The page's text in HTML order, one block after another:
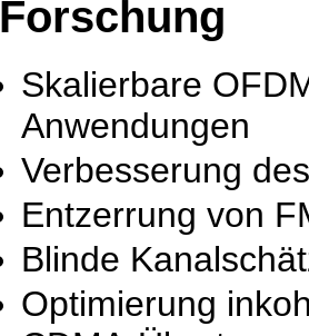
Forschung
Skalierbare
Anwendungen
Verbesserung
Entzerrung von
Blinde
Optimierung